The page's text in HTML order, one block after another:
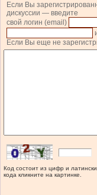
Если Вы
дискуссии — введите
свой логин (email)
Если Вы еще не
Код состоит из цифр и
кода кликните на картинке.